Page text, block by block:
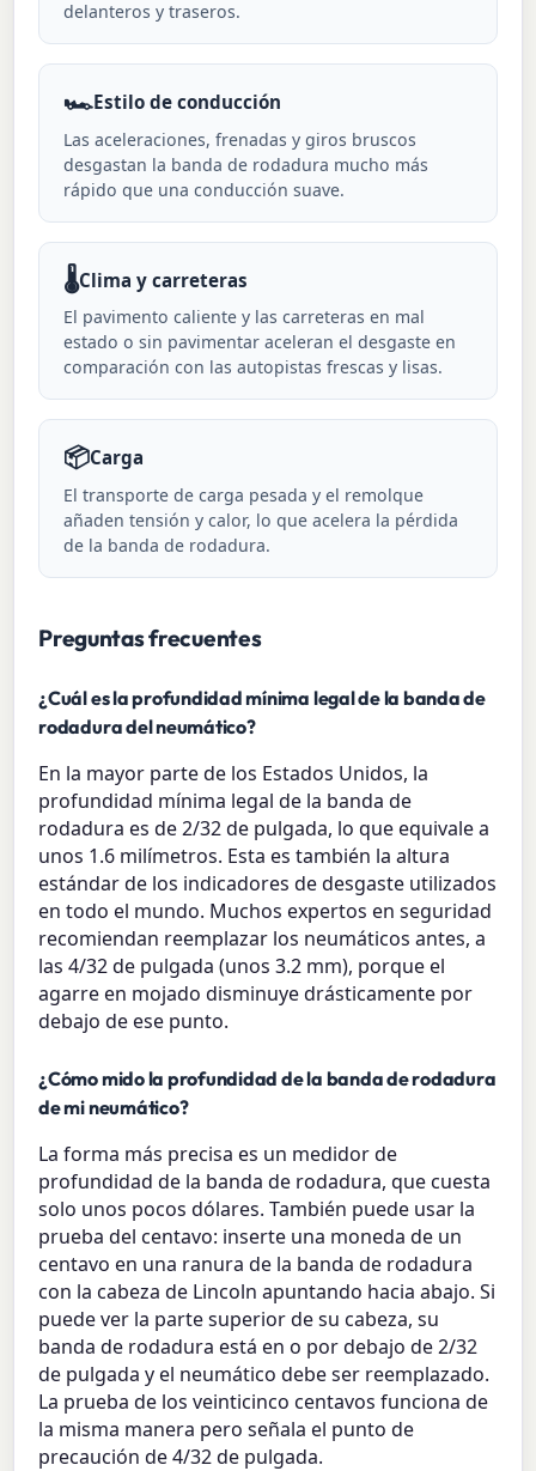
delanteros y traseros.
🏎️Estilo de conducción
Las aceleraciones, frenadas y giros bruscos
desgastan la banda de rodadura mucho más
rápido que una conducción suave.
🌡️Clima y carreteras
El pavimento caliente y las carreteras en mal
estado o sin pavimentar aceleran el desgaste en
comparación con las autopistas frescas y lisas.
📦Carga
El transporte de carga pesada y el remolque
añaden tensión y calor, lo que acelera la pérdida
de la banda de rodadura.
Preguntas frecuentes
¿Cuál es la profundidad mínima legal de la banda de
rodadura del neumático?
En la mayor parte de los Estados Unidos, la
profundidad mínima legal de la banda de
rodadura es de 2/32 de pulgada, lo que equivale a
unos 1.6 milímetros. Esta es también la altura
estándar de los indicadores de desgaste utilizados
en todo el mundo. Muchos expertos en seguridad
recomiendan reemplazar los neumáticos antes, a
las 4/32 de pulgada (unos 3.2 mm), porque el
agarre en mojado disminuye drásticamente por
debajo de ese punto.
¿Cómo mido la profundidad de la banda de rodadura
de mi neumático?
La forma más precisa es un medidor de
profundidad de la banda de rodadura, que cuesta
solo unos pocos dólares. También puede usar la
prueba del centavo: inserte una moneda de un
centavo en una ranura de la banda de rodadura
con la cabeza de Lincoln apuntando hacia abajo. Si
puede ver la parte superior de su cabeza, su
banda de rodadura está en o por debajo de 2/32
de pulgada y el neumático debe ser reemplazado.
La prueba de los veinticinco centavos funciona de
la misma manera pero señala el punto de
precaución de 4/32 de pulgada.